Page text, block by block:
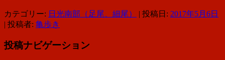
カテゴリー: 日光南部（足尾、細尾） | 投稿日: 2017年5月6日
| 投稿者: 亀歩き
投稿ナビゲーション